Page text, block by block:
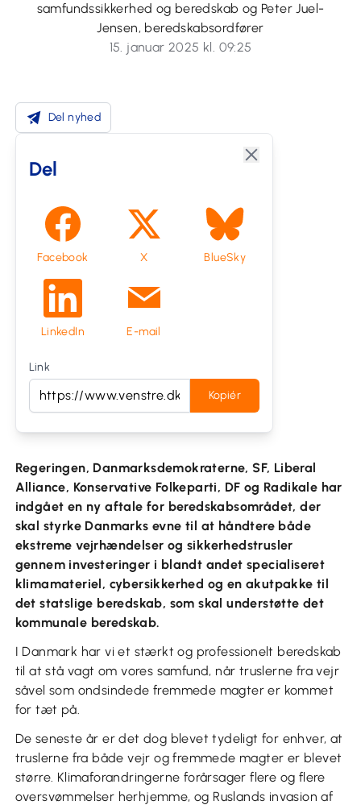
samfundssikkerhed og beredskab og Peter Juel-
Jensen, beredskabsordfører
15. januar 2025 kl. 09:25
Del nyhed
Del
Facebook X BlueSky
LinkedIn E-mail
Link
Kopiér
Regeringen, Danmarksdemokraterne, SF, Liberal
Alliance, Konservative Folkeparti, DF og Radikale har
indgået en ny aftale for beredskabsområdet, der
skal styrke Danmarks evne til at håndtere både
ekstreme vejrhændelser og sikkerhedstrusler
gennem investeringer i blandt andet specialiseret
klimamateriel, cybersikkerhed og en akutpakke til
det statslige beredskab, som skal understøtte det
kommunale beredskab.
I Danmark har vi et stærkt og professionelt beredskab
til at stå vagt om vores samfund, når truslerne fra vejr
såvel som ondsindede fremmede magter er kommet
for tæt på.
De seneste år er det dog blevet tydeligt for enhver, at
truslerne fra både vejr og fremmede magter er blevet
større. Klimaforandringerne forårsager flere og flere
oversvømmelser herhjemme, og Ruslands invasion af